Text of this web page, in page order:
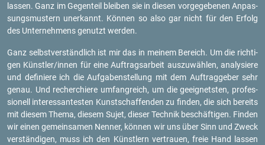
las­sen. Ganz im Ge­gen­teil blei­ben sie in die­sen vor­ge­ge­be­nen An­pas­
sungs­mus­tern un­er­kannt. Kön­nen so also gar nicht für den Er­folg
des Un­ter­neh­mens ge­nutzt wer­den.
Ganz selbst­ver­ständ­lich ist mir das in mei­nem Be­reich. Um die rich­ti­
gen Künst­ler/innen für eine Auf­trags­ar­beit aus­zu­wäh­len, ana­ly­sie­re
und de­fi­nie­re ich die Auf­ga­ben­stel­lung mit dem Auf­trag­ge­ber sehr
genau. Und re­cher­chie­re um­fang­reich, um die ge­eig­nets­ten, pro­fes­
sio­nell in­ter­es­san­tes­ten Kunst­schaf­fen­den zu fin­den, die sich be­reits
mit die­sem Thema, die­sem Sujet, die­ser Tech­nik be­schäf­ti­gen. Fin­den
wir einen ge­mein­sa­men Nen­ner, kön­nen wir uns über Sinn und Zweck
ver­stän­di­gen, muss ich den Künst­lern ver­trau­en, freie Hand las­sen